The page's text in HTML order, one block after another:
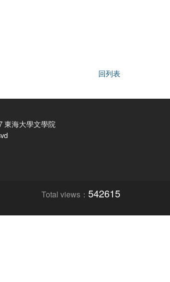
回列表
東海大學文學院
Total views： 542615